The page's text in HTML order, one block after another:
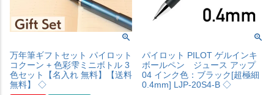
万年筆ギフトセット パイロット
コクーン + 色彩雫ミニボトル 3
色セット【名入れ 無料】【送料
無料】 ◇
パイロット PILOT ゲルインキ
ボールペン ジュース アップ
04 インク色：ブラック[超極細
0.4mm] LJP-20S4-B ◇